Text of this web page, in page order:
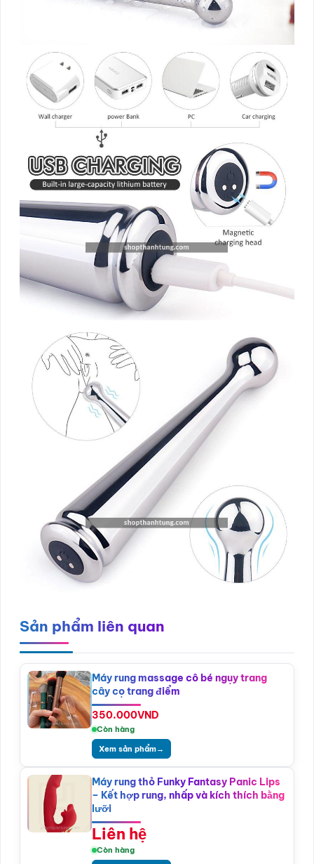
Sản phẩm liên quan
Máy rung massage cô bé ngụy trang
cây cọ trang điểm
350.000VND
Còn hàng
Xem sản phẩm→
Máy rung thỏ Funky Fantasy Panic Lips
– Kết hợp rung, nhấp và kích thích bằng
lưỡi
Liên hệ
Còn hàng